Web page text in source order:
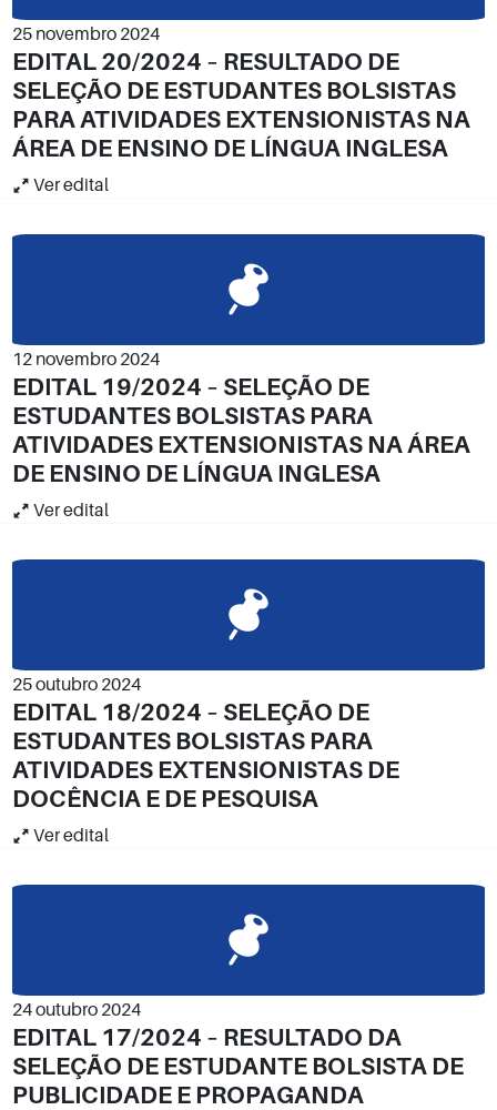
25 novembro 2024
EDITAL 20/2024 – RESULTADO DE
SELEÇÃO DE ESTUDANTES BOLSISTAS
PARA ATIVIDADES EXTENSIONISTAS NA
ÁREA DE ENSINO DE LÍNGUA INGLESA
Ver edital
12 novembro 2024
EDITAL 19/2024 – SELEÇÃO DE
ESTUDANTES BOLSISTAS PARA
ATIVIDADES EXTENSIONISTAS NA ÁREA
DE ENSINO DE LÍNGUA INGLESA
Ver edital
25 outubro 2024
EDITAL 18/2024 – SELEÇÃO DE
ESTUDANTES BOLSISTAS PARA
ATIVIDADES EXTENSIONISTAS DE
DOCÊNCIA E DE PESQUISA
Ver edital
24 outubro 2024
EDITAL 17/2024 – RESULTADO DA
SELEÇÃO DE ESTUDANTE BOLSISTA DE
PUBLICIDADE E PROPAGANDA